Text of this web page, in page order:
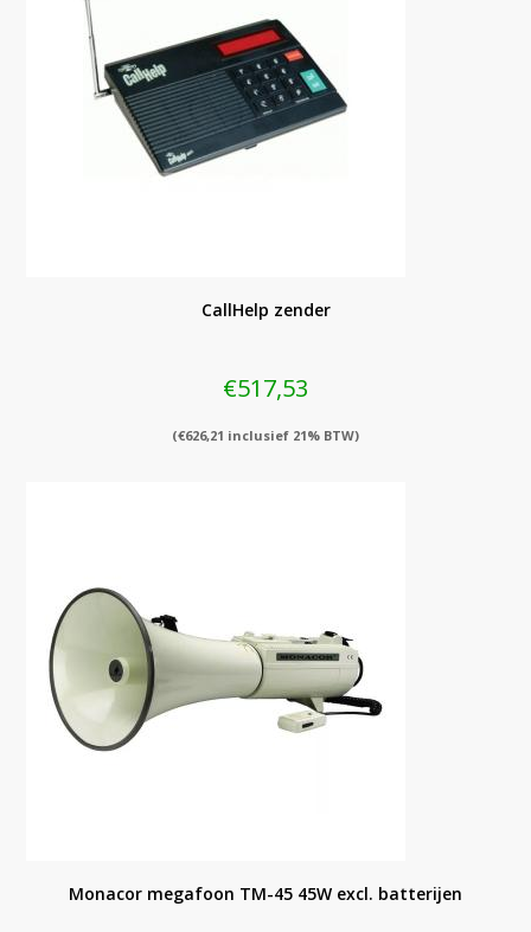
CallHelp zender
€517,53
(€626,21 inclusief 21% BTW)
Monacor megafoon TM-45 45W excl. batterijen